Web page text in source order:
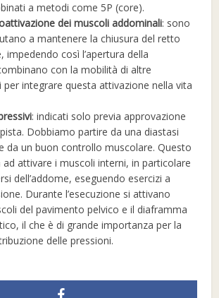
a metodi come 5P (core).
dei muscoli addominali: sono
a mantenere la chiusura del retto
impedendo così l’apertura della
con la mobilità di altre
per integrare questa attivazione nella vita
: indicati solo previa approvazione
Dobbiamo partire da una diastasi
da un buon controllo muscolare. Questo
attivare i muscoli interni, in particolare
dell’addome, eseguendo esercizi a
Durante l’esecuzione si attivano
del pavimento pelvico e il diaframma
il che è di grande importanza per la
delle pressioni.